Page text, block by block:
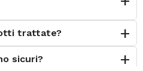
trattate?
sicuri?